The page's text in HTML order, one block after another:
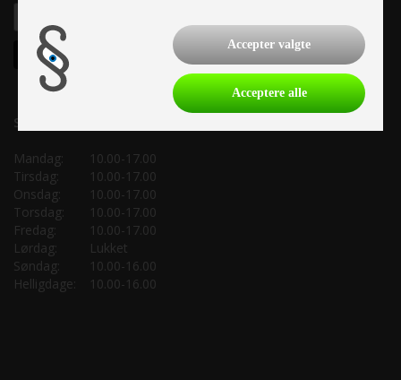
Salgsafdeling:
Mandag:
10.00-17.00
Tirsdag:
10.00-17.00
Onsdag:
10.00-17.00
Torsdag:
10.00-17.00
Fredag:
10.00-17.00
Lørdag:
Lukket
Søndag:
10.00-16.00
Helligdage:
10.00-16.00
Accepter valgte
Acceptere alle